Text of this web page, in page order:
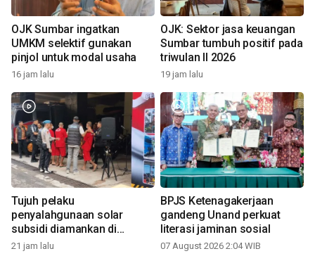
OJK Sumbar ingatkan
UMKM selektif gunakan
pinjol untuk modal usaha
16 jam lalu
OJK: Sektor jasa keuangan
Sumbar tumbuh positif pada
triwulan II 2026
19 jam lalu
Tujuh pelaku
penyalahgunaan solar
subsidi diamankan di
Sumbar
21 jam lalu
BPJS Ketenagakerjaan
gandeng Unand perkuat
literasi jaminan sosial
07 August 2026 2:04 WIB